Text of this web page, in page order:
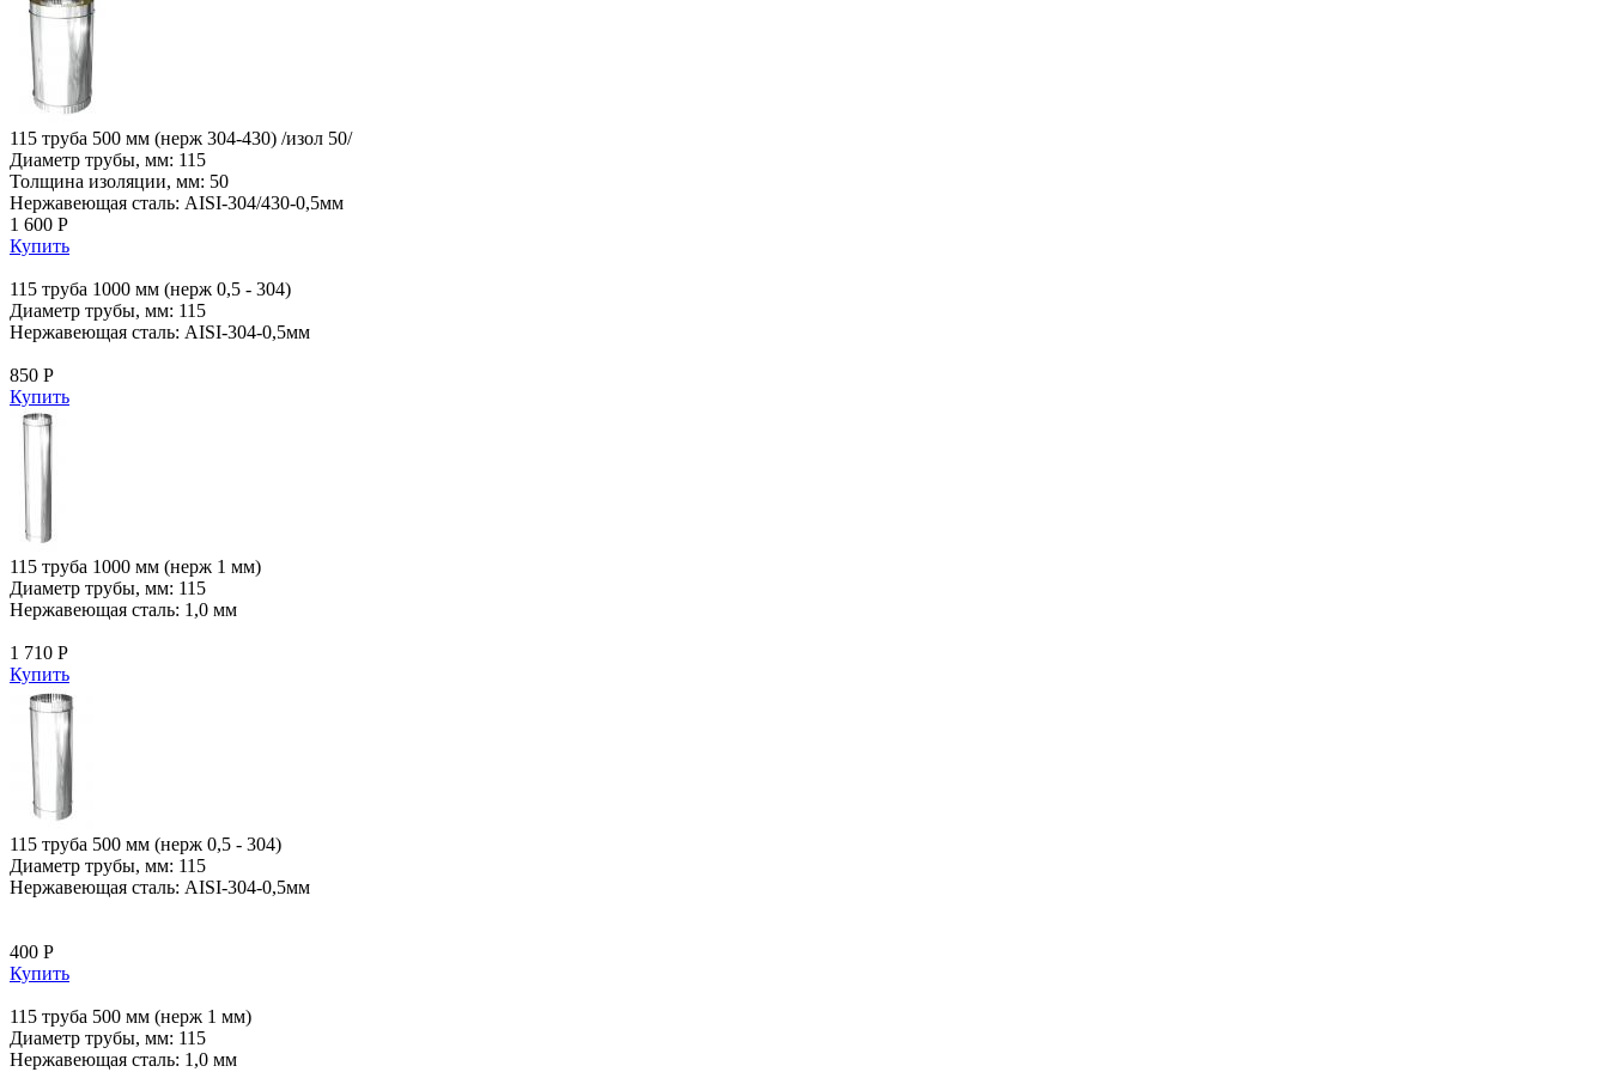
115 труба 500 мм (нерж 304-430) /изол 50/
Диаметр трубы, мм: 115
Толщина изоляции, мм: 50
Нержавеющая сталь: AISI-304/430-0,5мм
1 600 Р
Купить
115 труба 1000 мм (нерж 0,5 - 304)
Диаметр трубы, мм: 115
Нержавеющая сталь: AISI-304-0,5мм
850 Р
Купить
115 труба 1000 мм (нерж 1 мм)
Диаметр трубы, мм: 115
Нержавеющая сталь: 1,0 мм
1 710 Р
Купить
115 труба 500 мм (нерж 0,5 - 304)
Диаметр трубы, мм: 115
Нержавеющая сталь: AISI-304-0,5мм
400 Р
Купить
115 труба 500 мм (нерж 1 мм)
Диаметр трубы, мм: 115
Нержавеющая сталь: 1,0 мм